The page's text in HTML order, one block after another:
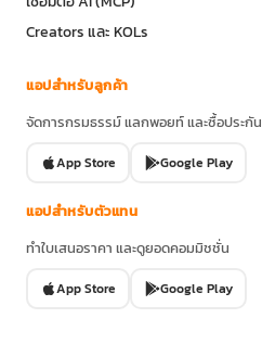
Creators และ KOLs
แอปสำหรับลูกค้า
จัดการกรมธรรม์ แลกพอยท์ และซื้อประกัน
App Store Google Play
แอปสำหรับตัวแทน
ทำใบเสนอราคา และดูยอดคอมมิชชั่น
App Store Google Play